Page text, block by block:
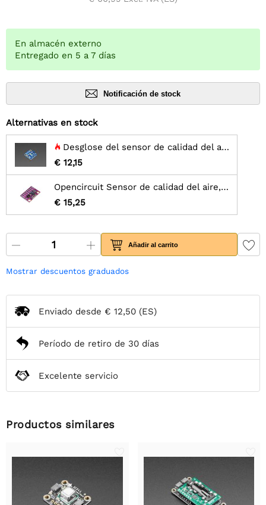
En almacén externo
Entregado en 5 a 7 días
Notificación de stock
Alternativas en stock
Desglose del sensor de calidad del aire Adafruit SGP30 - VOC y eCO2
€ 12,15
Opencircuit Sensor de calidad del aire, CO2, temperatura y humedad - CCS811 HDC1080
€ 15,25
Añadir al carrito
Mostrar descuentos graduados
Enviado desde € 12,50 (ES)
Período de retiro de 30 días
Excelente servicio
Productos similares